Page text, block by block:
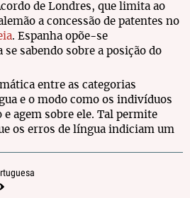
de Londres, que limita ao
a concessão de patentes no
. Espanha opõe-se
sabendo sobre a posição do
entre as categorias
e o modo como os indivíduos
agem sobre ele. Tal permite
os erros de língua indiciam um